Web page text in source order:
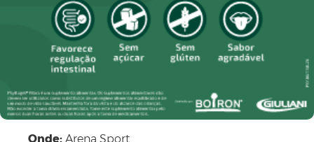
Onde: Arena Sport